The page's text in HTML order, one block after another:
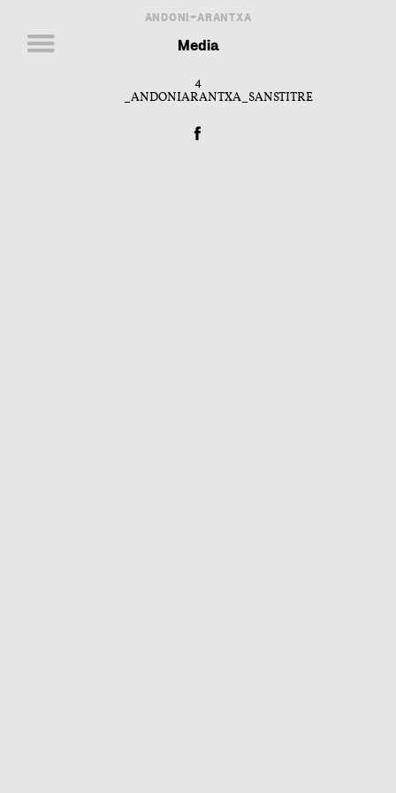
ANDONI+ARANTXA
Media
4
_ANDONIARANTXA_SANSTITRE